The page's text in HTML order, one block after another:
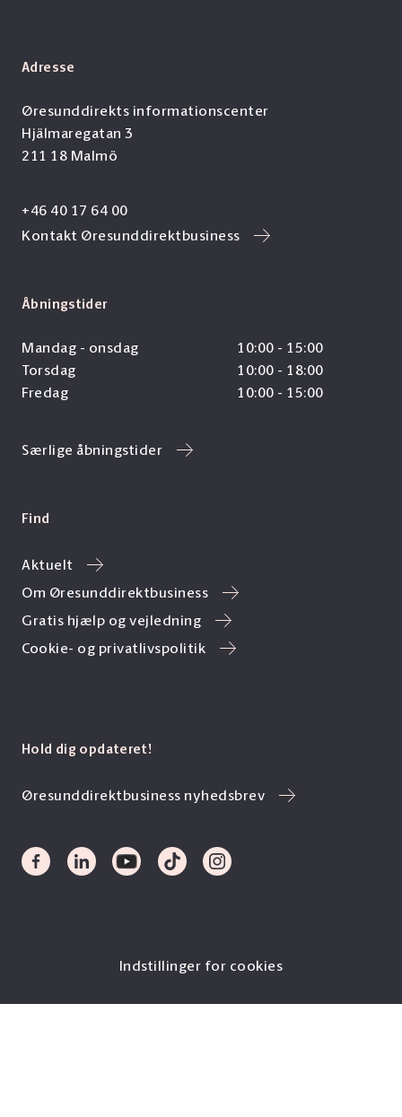
Adresse
Øresunddirekts informationscenter
Hjälmaregatan 3
211 18 Malmö
+46 40 17 64 00
Kontakt Øresunddirektbusiness
Åbningstider
Mandag - onsdag
10:00 - 15:00
Torsdag
10:00 - 18:00
Fredag
10:00 - 15:00
Særlige åbningstider
Find
Aktuelt
Om Øresunddirektbusiness
Gratis hjælp og vejledning
Cookie- og privatlivspolitik
Hold dig opdateret!
Øresunddirektbusiness nyhedsbrev
Indstillinger for cookies